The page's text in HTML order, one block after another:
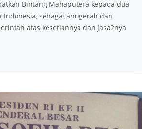
Bintang Mahaputera kepada dua
Indonesia, sebagai anugerah dan
atas kesetiannya dan jasa2nya